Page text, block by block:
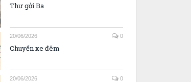
Thư gởi Ba
20/06/2026 0
Chuyến xe đêm
20/06/2026 0